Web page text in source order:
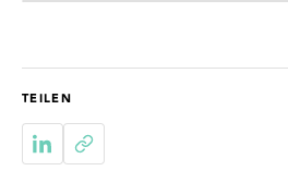
TEILEN